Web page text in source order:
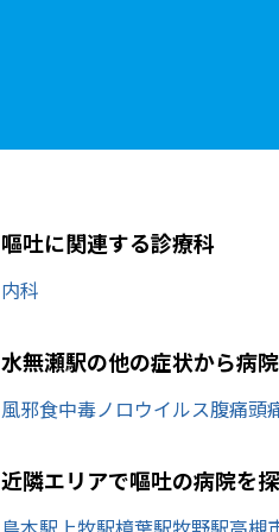
嘔吐に関連する診療科
内科
水無瀬駅の他の症状から病
風邪食中毒ノロウイルス腹痛頭
近隣エリアで嘔吐の病院を